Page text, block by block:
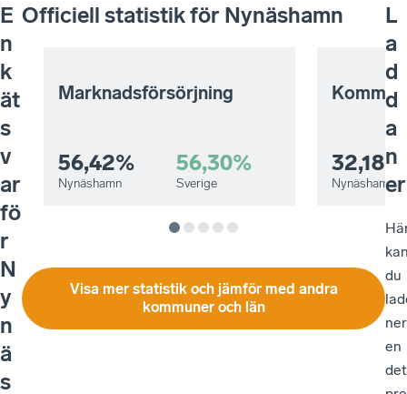
E
n
k
ät
s
v
ar
fö
r
N
y
n
ä
s
Officiell statistik för Nynäshamn
Marknadsförsörjning
56,42%
Nynäshamn
56,30%
Sverige
32,18%
Nynäshamn
Visa mer statistik och jämför med andra
kommuner och län
L
a
d
d
a
n
er
du
ner
en